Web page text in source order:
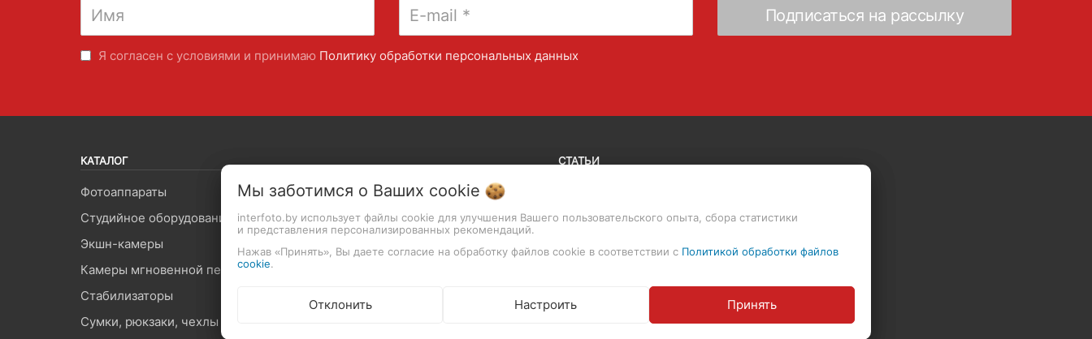
Я согласен с условиями и принимаю Политику обработки персональных данных
КАТАЛОГ
Фотоаппараты
Объективы
Студийное оборудование
Видеопроизводство
Экшн-камеры
Вспышки и лампы
Камеры мгновенной печати
Стабилизаторы
Сумки, рюкзаки, чехлы
СТАТЬИ
Гарантия на фототехнику
Как совершить покупку
Производители и импортеры
Мы заботимся о Ваших cookie
interfoto.by использует файлы cookie для улучшения Вашего пользовательского опыта, сбора статистики
и представления персонализированных рекомендаций.
Нажав «Принять», Вы даете согласие на обработку файлов cookie в соответствии с Политикой обработки файлов
cookie.
Отклонить Настроить Принять